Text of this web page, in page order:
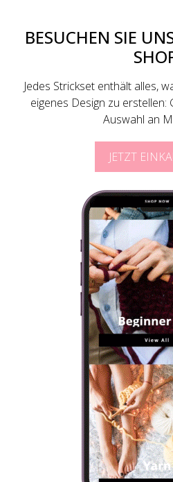
BESUCHEN SIE
Jedes Strickset enthält alles,
eigenes Design zu erstellen:
Auswahl an
JETZT